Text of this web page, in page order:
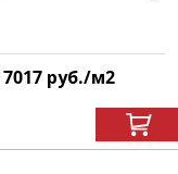
7017 руб./м2